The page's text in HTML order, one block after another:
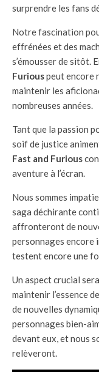
surprendre les fans
Notre fascination
effrénées et des
s’émousser de sitôt.
Furiouspeut encore
maintenir les
nombreuses années.
Tant que la passion
soif de justice
Fast and Furious
aventure à l’écran.
Nous sommes
saga déchirante
affronteront de
personnages encore
testent encore une
Un aspect crucial
maintenir l’essence de
de nouvelles
personnages bien-
devant eux, et nous
relèveront.